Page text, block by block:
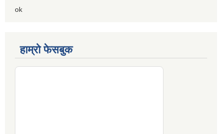
ok
हाम्रो फेसबुक